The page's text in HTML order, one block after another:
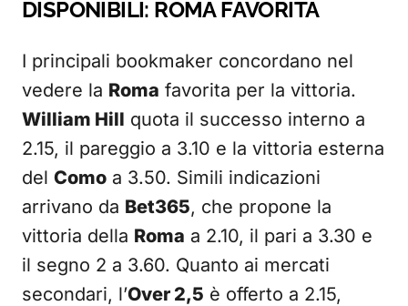
DISPONIBILI: ROMA FAVORITA
I principali bookmaker concordano nel
vedere la Roma favorita per la vittoria.
William Hill quota il successo interno a
2.15, il pareggio a 3.10 e la vittoria esterna
del Como a 3.50. Simili indicazioni
arrivano da Bet365, che propone la
vittoria della Roma a 2.10, il pari a 3.30 e
il segno 2 a 3.60. Quanto ai mercati
secondari, l’Over 2,5 è offerto a 2.15,